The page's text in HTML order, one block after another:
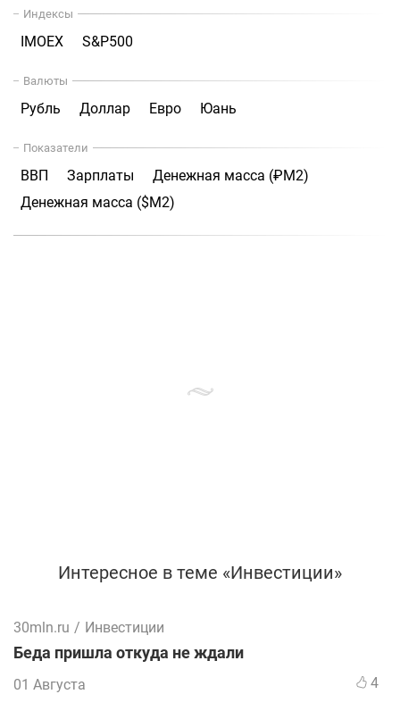
Индексы
IMOEX S&P500
Валюты
Рубль Доллар Евро Юань
Показатели
ВВП Зарплаты
Денежная масса (₽М2)
Денежная масса ($М2)
Интересное в теме «Инвестиции»
30mln.ru / Инвестиции
Беда пришла откуда не ждали
01 Августа 4